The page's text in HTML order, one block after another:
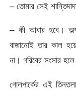
– তোমার সেই
– কী আবার হবে।
বাজানোই তার কাল
না। গরিবের সংসার
গোলপার্কের এই